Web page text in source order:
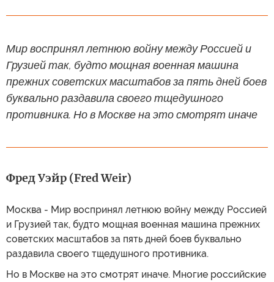
Мир воспринял летнюю войну между Россией и
Грузией так, будто мощная военная машина
прежних советских масштабов за пять дней боев
буквально раздавила своего тщедушного
противника. Но в Москве на это смотрят иначе
Фред Уэйр (Fred Weir)
Москва - Мир воспринял летнюю войну между Россией
и Грузией так, будто мощная военная машина прежних
советских масштабов за пять дней боев буквально
раздавила своего тщедушного противника.
Но в Москве на это смотрят иначе. Многие российские